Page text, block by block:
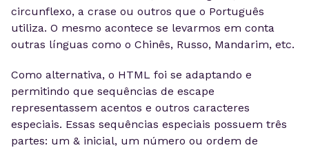
circunflexo, a crase ou outros que o Português
utiliza. O mesmo acontece se levarmos em conta
outras línguas como o Chinês, Russo, Mandarim, etc.
Como alternativa, o HTML foi se adaptando e
permitindo que sequências de escape
representassem acentos e outros caracteres
especiais. Essas sequências especiais possuem três
partes: um & inicial, um número ou ordem de